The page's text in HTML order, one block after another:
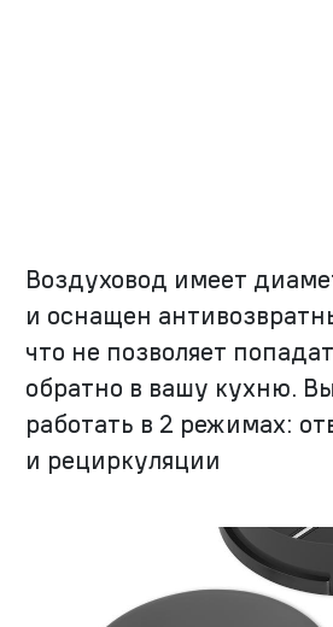
Воздуховод имеет
и оснащен
что не позволяет
обратно в вашу кухню.
работать в 2 режимах:
и рециркуляции